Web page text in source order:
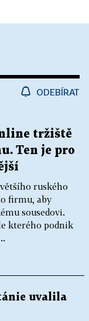
ODEBÍRAT
tržiště
Ten je pro
ruského
firmu, aby
sousedovi.
kterého podnik
uvalila